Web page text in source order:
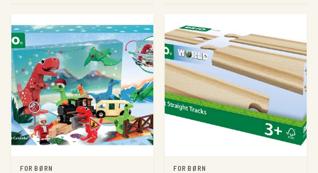
FOR BØRN FOR BØRN